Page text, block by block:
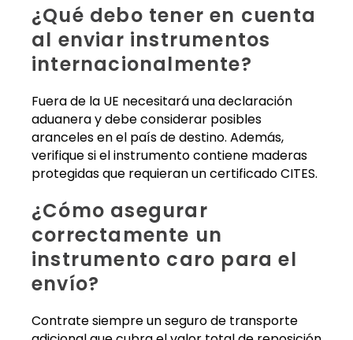
¿Qué debo tener en cuenta
al enviar instrumentos
internacionalmente?
Fuera de la UE necesitará una declaración
aduanera y debe considerar posibles
aranceles en el país de destino. Además,
verifique si el instrumento contiene maderas
protegidas que requieran un certificado CITES.
¿Cómo asegurar
correctamente un
instrumento caro para el
envío?
Contrate siempre un seguro de transporte